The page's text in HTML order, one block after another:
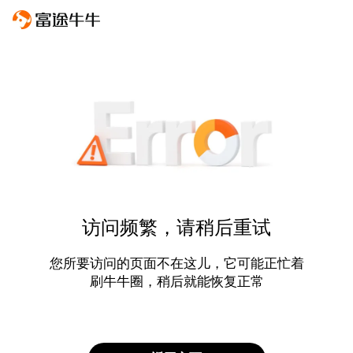
访问频繁，请稍后重试
您所要访问的页面不在这儿，它可能正忙着
刷牛牛圈，稍后就能恢复正常